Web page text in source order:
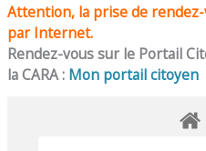
Attention, la prise de
par Internet.
Rendez-vous sur le Portail
la CARA : Mon portail citoyen